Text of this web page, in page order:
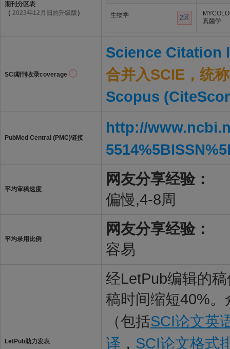
期刊分区表
（ 2023年12月旧的升级版 ） 生物学 2区
真菌学
SCI期刊收录coverage
Science Citation
合并入SCIE，统
Scopus
PubMed Central (PMC)链接
http://
平均审稿速度
网友分享经验：
偏慢,4-8周
平均录用比例
网友分享经验：
容易
LetPub助力发表
经LetPub编辑的
稿时间缩短40%
（包括SCI论文英
译 ， SCI论文格式